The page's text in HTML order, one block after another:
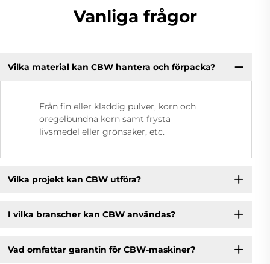
Vanliga frågor
Vilka material kan CBW hantera och förpacka?
Från fin eller kladdig pulver, korn och
oregelbundna korn samt frysta
livsmedel eller grönsaker, etc.
Vilka projekt kan CBW utföra?
I vilka branscher kan CBW användas?
Vad omfattar garantin för CBW-maskiner?